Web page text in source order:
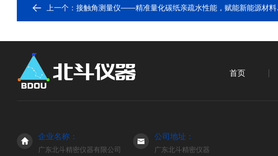
上一个： 接触角测量仪——精准量化碳纸亲疏水性能，赋能新能源材料研发
首页
企业名称：
广东北斗精密仪器有限公司
公司地址：
广东北斗精密仪器